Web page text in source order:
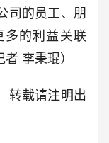
司的员工、朋
多的利益关联
李秉琨）
转载请注明出